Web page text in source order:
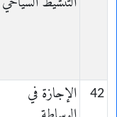
التنشيط السياحي
42
الإجازة في